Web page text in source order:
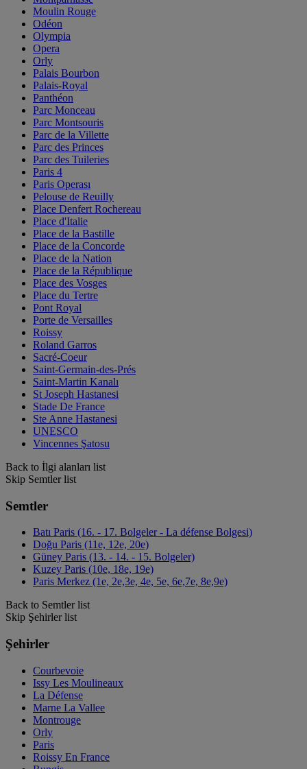
Moulin Rouge
Odéon
Olympia
Opera
Orly
Palais Bourbon
Palais-Royal
Panthéon
Parc Monceau
Parc Montsouris
Parc de la Villette
Parc des Princes
Parc des Tuileries
Paris 4
Paris Operası
Pelouse de Reuilly
Place Denfert Rochereau
Place d'Italie
Place de la Bastille
Place de la Concorde
Place de la Nation
Place de la République
Place des Vosges
Place du Tertre
Pont Royal
Porte de Versailles
Roissy
Roland Garros
Sacré-Coeur
Saint-Germain-des-Prés
Saint-Martin Kanalı
St Joseph Hastanesi
Stade De France
Ste Anne Hastanesi
UNESCO
Vincennes Şatosu
Back to İlgi alanları list
Skip Semtler list
Semtler
Batı Paris (16. - 17. Bolgeler - La défense Bolgesi)
Doğu Paris (11e, 12e, 20e)
Güney Paris (13. - 14. - 15. Bolgeler)
Kuzey Paris (10e, 18e, 19e)
Paris Merkez (1e, 2e,3e, 4e, 5e, 6e,7e, 8e,9e)
Back to Semtler list
Skip Şehirler list
Şehirler
Courbevoie
Issy Les Moulineaux
La Défense
Marne La Vallee
Montrouge
Orly
Paris
Roissy En France